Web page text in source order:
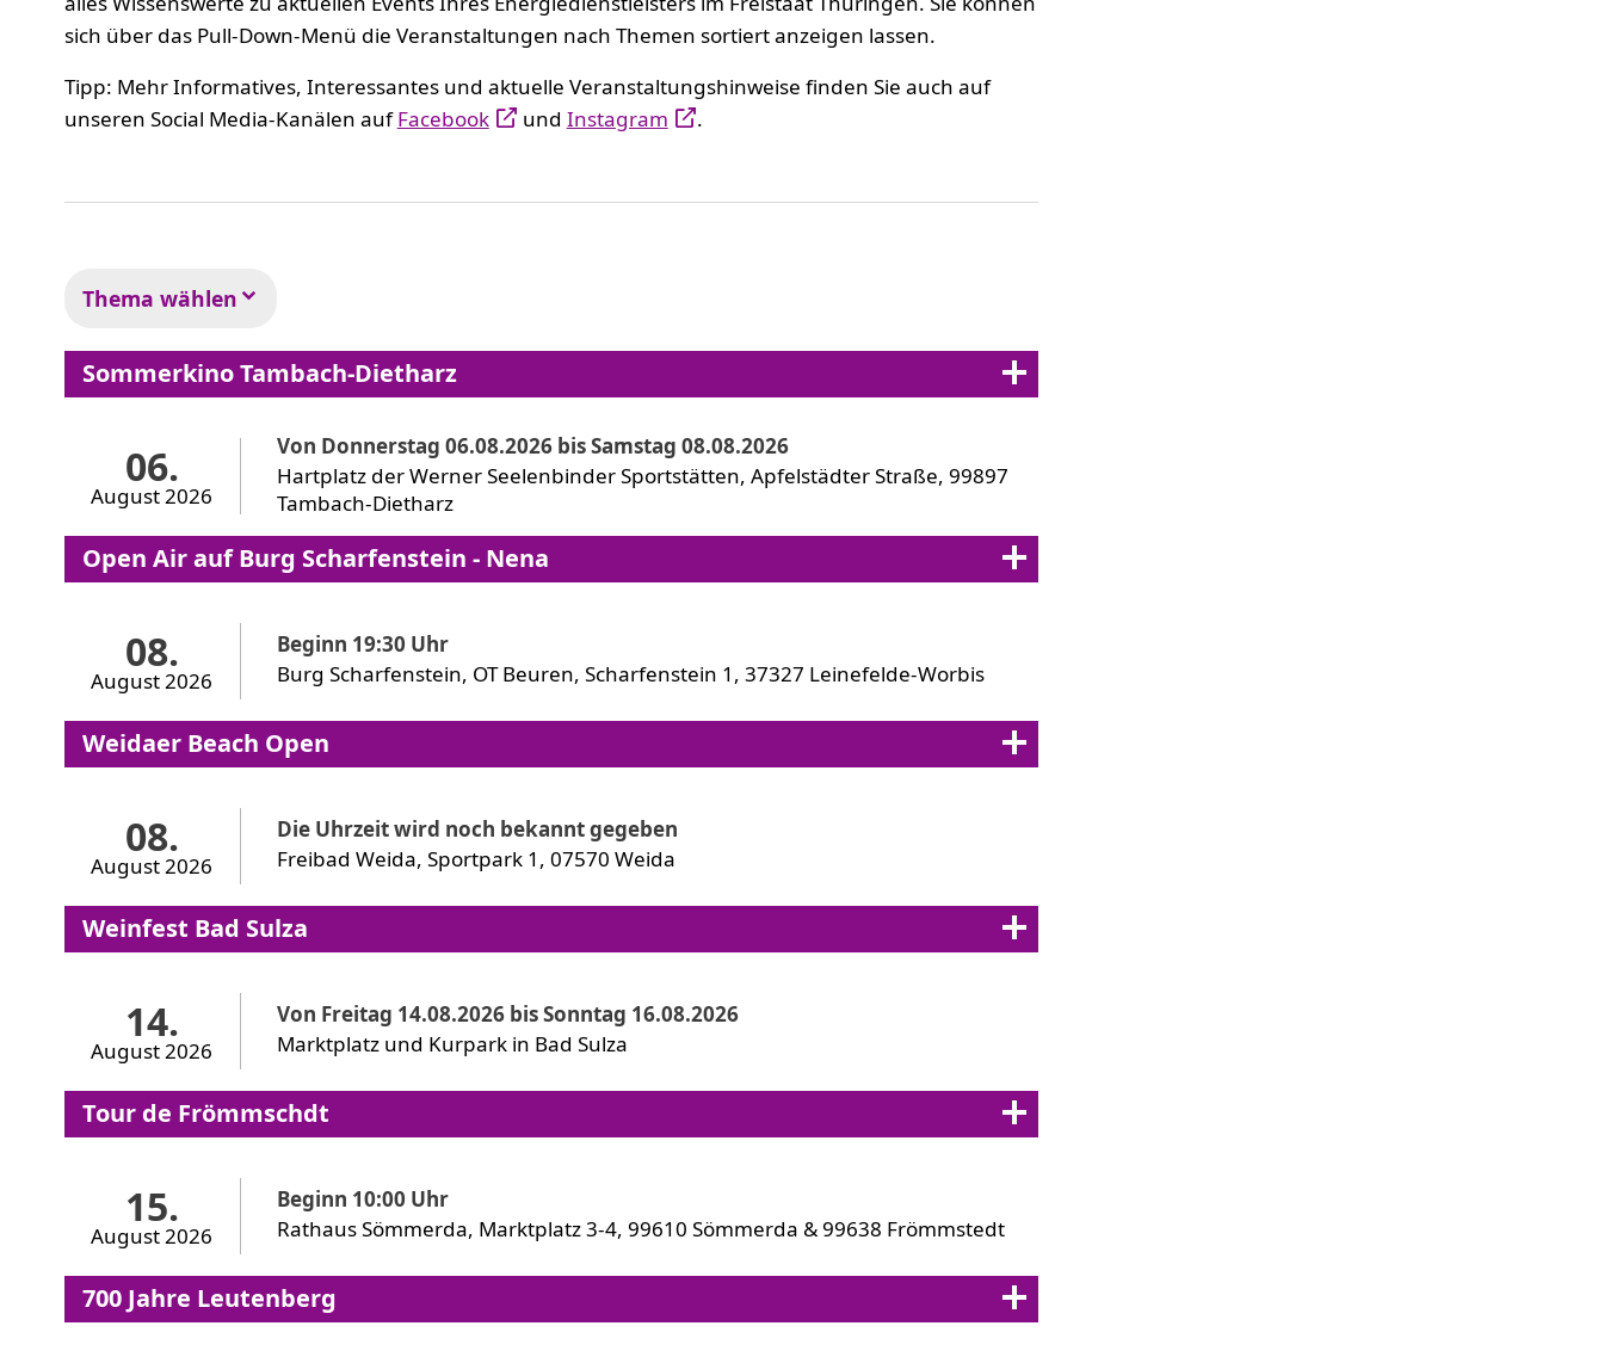
sich über das Pull-Down-Menü die Veranstaltungen nach Themen sortiert anzeigen lassen.
Tipp: Mehr Informatives, Interessantes und aktuelle Veranstaltungshinweise finden Sie auch auf
unseren Social Media-Kanälen aufFacebook und Instagram .
Thema wählen
Sommerkino Tambach-Dietharz
06.
August 2026
Von Donnerstag 06.08.2026 bis Samstag 08.08.2026
Hartplatz der Werner Seelenbinder Sportstätten, Apfelstädter Straße, 99897
Tambach-Dietharz
Open Air auf Burg Scharfenstein - Nena
08.
August 2026
Beginn 19:30 Uhr
Burg Scharfenstein, OT Beuren, Scharfenstein 1, 37327 Leinefelde-Worbis
Weidaer Beach Open
08.
August 2026
Die Uhrzeit wird noch bekannt gegeben
Freibad Weida, Sportpark 1, 07570 Weida
Weinfest Bad Sulza
14.
August 2026
Von Freitag 14.08.2026 bis Sonntag 16.08.2026
Marktplatz und Kurpark in Bad Sulza
Tour de Frömmschdt
15.
August 2026
Beginn 10:00 Uhr
Rathaus Sömmerda, Marktplatz 3-4, 99610 Sömmerda & 99638 Frömmstedt
700 Jahre Leutenberg